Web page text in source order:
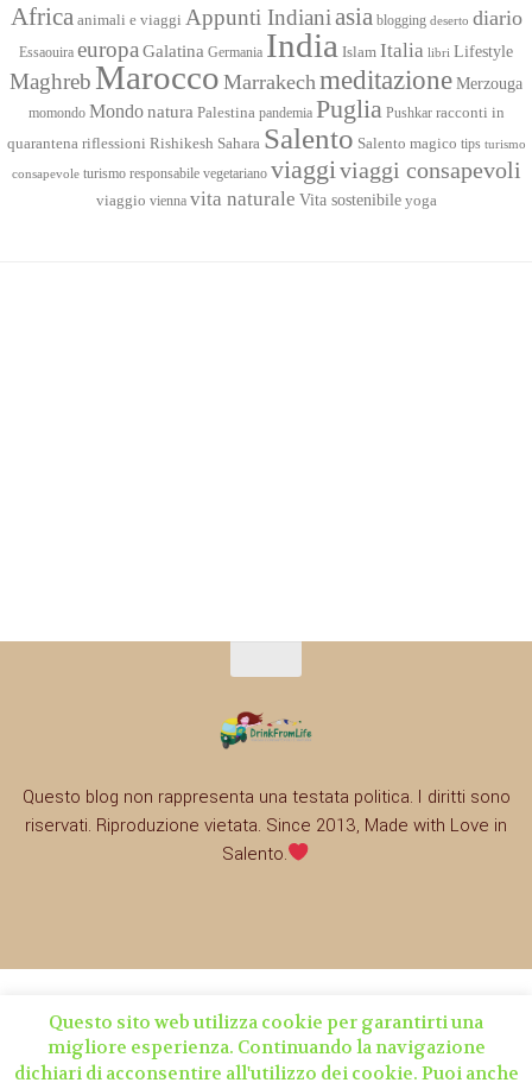
Africa animali e viaggi Appunti Indianiasia blogging deserto diario
Essaouira europa Galatina Germania India Islam Italia libri Lifestyle
Maghreb Marocco Marrakech meditazioneMerzouga
momondo Mondo natura Palestina pandemia Puglia Pushkar racconti in
quarantena riflessioni Rishikesh Sahara Salento Salento magico tips turismo
consapevole turismo responsabile vegetariano viaggi viaggi consapevoli
viaggio vienna vita naturale Vita sostenibile yoga
Questo blog non rappresenta una testata politica. I diritti sono
riservati. Riproduzione vietata. Since 2013, Made with Love in
Salento.
Questo sito web utilizza cookie per garantirti una
migliore esperienza. Continuando la navigazione
dichiari di acconsentire all'utilizzo dei cookie. Puoi anche